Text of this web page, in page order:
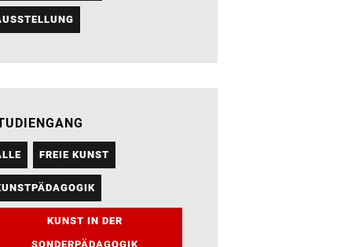
FREIE KUNST
KUNST IN DER
SONDERPÄDAGOGIK